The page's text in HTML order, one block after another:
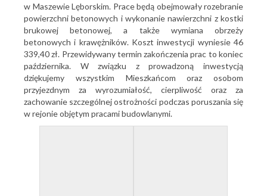
w Maszewie Lęborskim. Prace będą obejmowały rozebranie
powierzchni betonowych i wykonanie nawierzchni z kostki
brukowej betonowej, a także wymiana obrzeży
betonowych i krawężników. Koszt inwestycji wyniesie 46
339,40 zł. Przewidywany termin zakończenia prac to koniec
października. W związku z prowadzoną inwestycją
dziękujemy wszystkim Mieszkańcom oraz osobom
przyjezdnym za wyrozumiałość, cierpliwość oraz za
zachowanie szczególnej ostrożności podczas poruszania się
w rejonie objętym pracami budowlanymi.